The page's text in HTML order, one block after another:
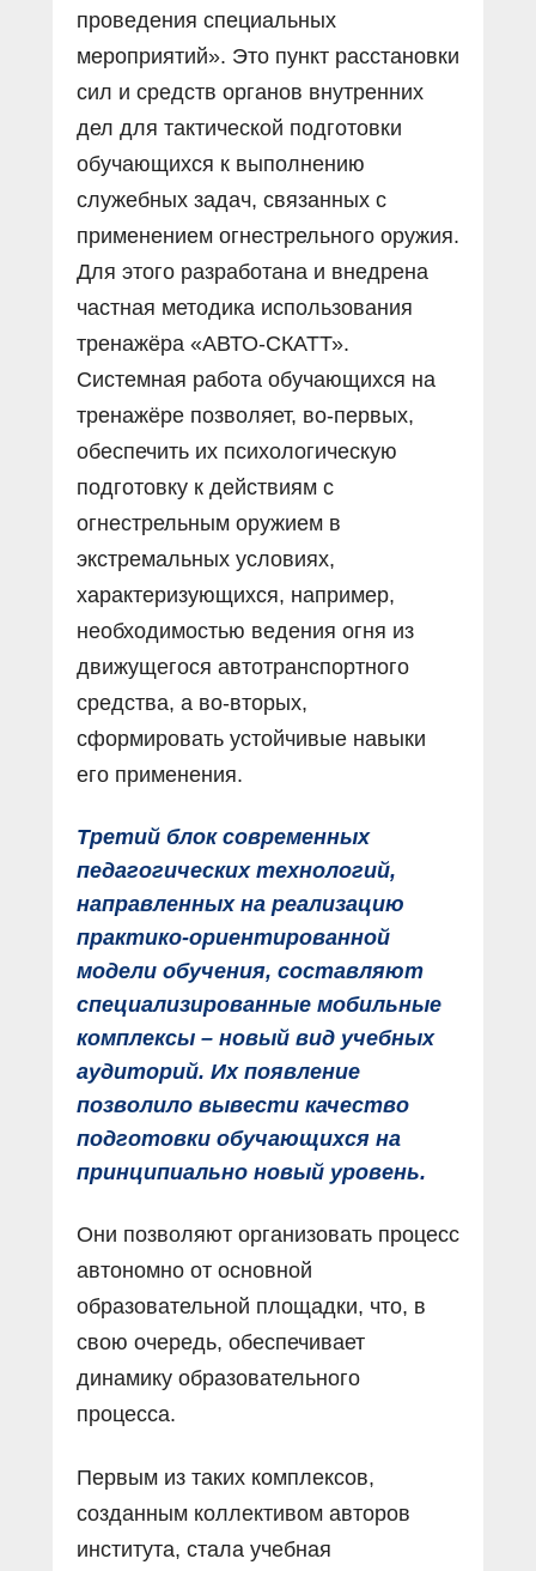
проведения специальных
мероприятий». Это пункт расстановки
сил и средств органов внутренних
дел для тактической подготовки
обучающихся к выполнению
служебных задач, связанных с
применением огнестрельного оружия.
Для этого разработана и внедрена
частная методика использования
тренажёра «АВТО-СКАТТ».
Системная работа обучающихся на
тренажёре позволяет, во-первых,
обеспечить их психологическую
подготовку к действиям с
огнестрельным оружием в
экстремальных условиях,
характеризующихся, например,
необходимостью ведения огня из
движущегося автотранспортного
средства, а во-вторых,
сформировать устойчивые навыки
его применения.
Третий блок современных
педагогических технологий,
направленных на реализацию
практико-ориентированной
модели обучения, составляют
специализированные мобильные
комплексы – новый вид учебных
аудиторий. Их появление
позволило вывести качество
подготовки обучающихся на
принципиально новый уровень.
Они позволяют организовать процесс
автономно от основной
образовательной площадки, что, в
свою очередь, обеспечивает
динамику образовательного
процесса.
Первым из таких комплексов,
созданным коллективом авторов
института, стала учебная